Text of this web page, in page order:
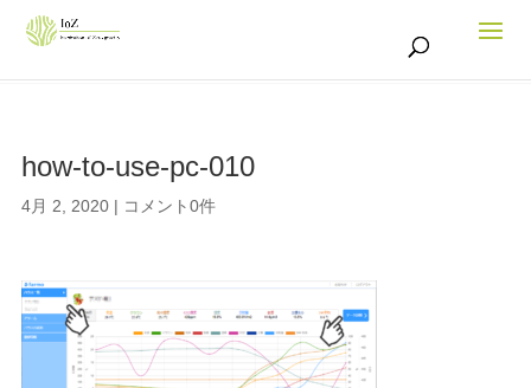
how-to-use-pc-010
4月 2, 2020| コメント0件